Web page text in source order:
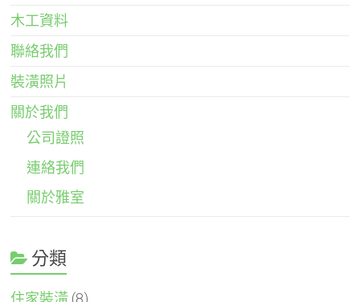
木工資料
聯絡我們
裝潢照片
關於我們
公司證照
連絡我們
關於雅室
分類
住家裝潢 (8)